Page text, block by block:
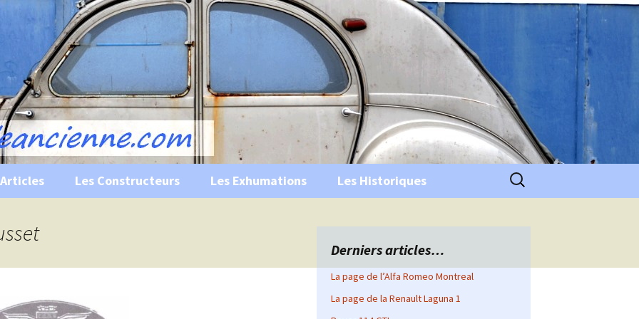
Ancienne
historiques …
Les Constructeurs Les Exhumations Les Historiques Rechercher :
Derniers articles…
La page de l’Alfa Romeo Montreal
La page de la Renault Laguna 1